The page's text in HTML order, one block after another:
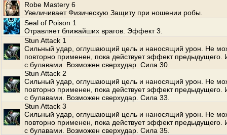
Robe Mastery 6
Увеличивает Физическую Защиту при ношении робы.
Seal of Poison 1
Отравляет ближайших врагов. Эффект 3.
Stun Attack 1
Сильный удар, оглушающий цель и наносящий урон. Не
повторно применен, пока действует эффект предыдущего.
с булавами. Возможен сверхудар. Сила 30.
Stun Attack 2
Сильный удар, оглушающий цель и наносящий урон. Не
повторно применен, пока действует эффект предыдущего.
с булавами. Возможен сверхудар. Сила 33.
Stun Attack 3
Сильный удар, оглушающий цель и наносящий урон. Не
повторно применен, пока действует эффект предыдущего.
с булавами. Возможен сверхудар. Сила 35.